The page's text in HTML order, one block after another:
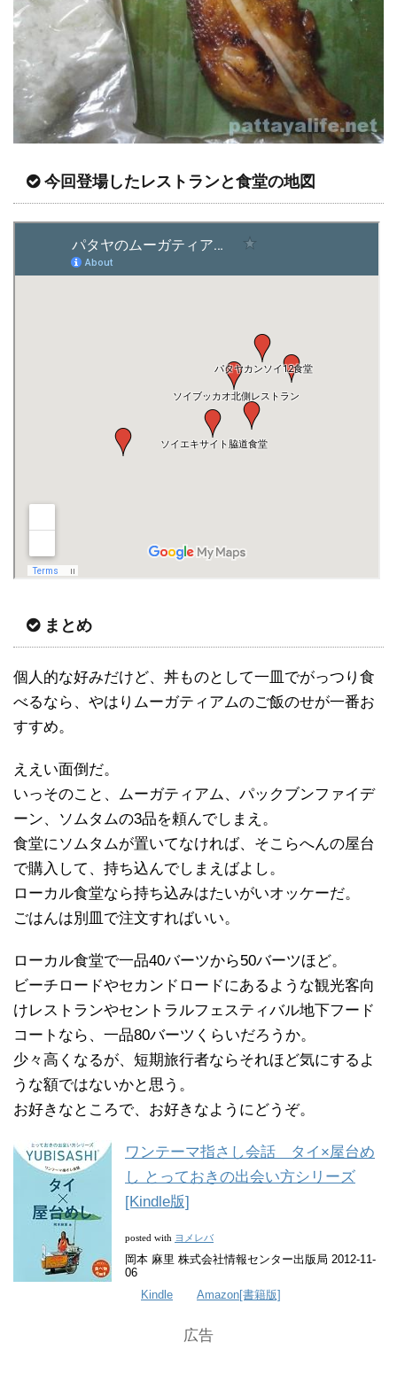
今回登場したレストランと食堂の地図
まとめ
個人的な好みだけど、丼ものとして一皿でがっつり食
べるなら、やはりムーガティアムのご飯のせが一番お
すすめ。
ええい面倒だ。
いっそのこと、ムーガティアム、パックブンファイデ
ーン、ソムタムの3品を頼んでしまえ。
食堂にソムタムが置いてなければ、そこらへんの屋台
で購入して、持ち込んでしまえばよし。
ローカル食堂なら持ち込みはたいがいオッケーだ。
ごはんは別皿で注文すればいい。
ローカル食堂で一品40バーツから50バーツほど。
ビーチロードやセカンドロードにあるような観光客向
けレストランやセントラルフェスティバル地下フード
コートなら、一品80バーツくらいだろうか。
少々高くなるが、短期旅行者ならそれほど気にするよ
うな額ではないかと思う。
お好きなところで、お好きなようにどうぞ。
ワンテーマ指さし会話 タイ×屋台め
し とっておきの出会い方シリーズ
[Kindle版]
posted with ヨメレバ
岡本 麻里 株式会社情報センター出版局 2012-11-
06
Kindle
Amazon[書籍版]
広告